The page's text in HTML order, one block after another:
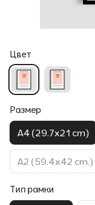
Цвет
Размер
A4 (29.7x21 cm)
A2 (59.4x42 cm.)
Тип рамки